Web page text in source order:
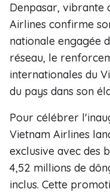
Denpasar, vibrante
Airlines confirme
nationale engagée
réseau, le
internationales du
du pays dans son
Pour célébrer
Vietnam Airlines
exclusive avec des
4,52 millions de
inclus. Cette